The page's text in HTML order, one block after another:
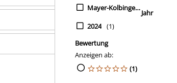
Mayer-Kolbinger, Verena
Jahr
2024 (1)
Bewertung
Anzeigen ab:
(1)